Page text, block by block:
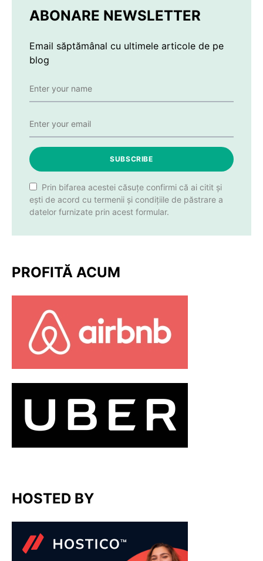
ABONARE NEWSLETTER
Email săptămânal cu ultimele articole de pe
blog
SUBSCRIBE
Prin bifarea acestei căsuțe confirmi că ai citit și
ești de acord cu termenii și condițiile de păstrare a
datelor furnizate prin acest formular.
PROFITĂ ACUM
HOSTED BY